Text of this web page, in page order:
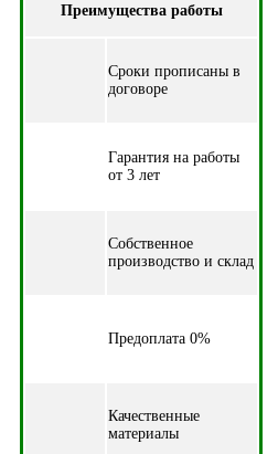
Преимущества работы
Cроки прописаны в
договоре
Гарантия на работы
от 3 лет
Собственное
производство и склад
Предоплата 0%
Качественные
материалы